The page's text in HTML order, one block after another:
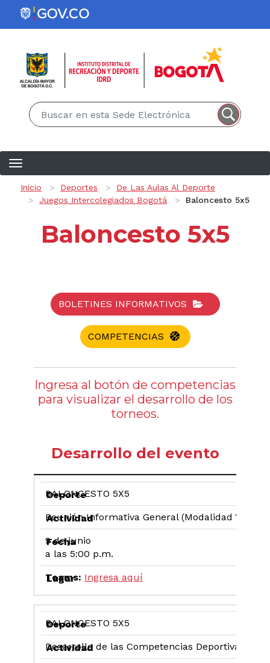
Pasar al contenido principal
Ruta de navegación
Inicio Deportes
De Las Aulas Al Deporte
Juegos Intercolegiados Bogotá
Baloncesto 5x5
Baloncesto 5x5
BOLETINES INFORMATIVOS
COMPETENCIAS
Ingresa al botón de competencias
para visualizar el desarrollo de los
torneos.
Desarrollo del evento
BALONCESTO 5X5
Reunión Informativa General (Modalidad Virtual)
9 de junio
a las 5:00 p.m.
Teams: Ingresa aquí
BALONCESTO 5X5
Desarrollo de las Competencias Deportivas